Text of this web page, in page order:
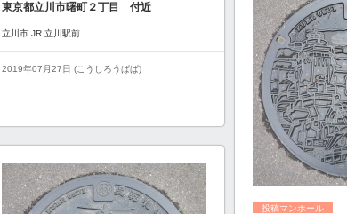
東京都立川市曙町２丁目 付近
立川市 JR 立川駅前
2019年07月27日 (こうしろうぱぱ)
投稿マンホール